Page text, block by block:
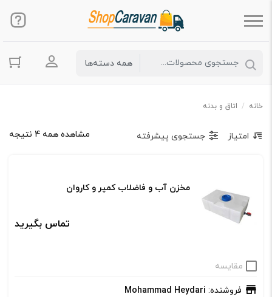
ورود به
خانه / اتاق و بدنه
مشاهده همه 4 نتیجه امتیاز جستجوی پیشرفته
مخزن آب و فاضلاب کمپر و کاروان
تماس بگیرید
مقایسه
فروشنده: Mohammad Heydari